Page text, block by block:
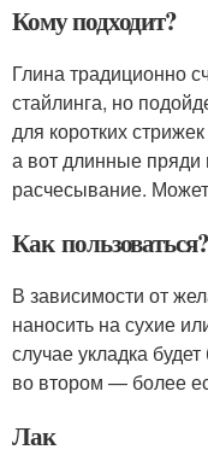
Кому подходит?
Глина традиционно
стайлинга, но
для коротких
а вот длинные пряди
расчесывание.
Как пользоваться?
В зависимости от
наносить на сухие
случае укладка
во втором — более
Лак